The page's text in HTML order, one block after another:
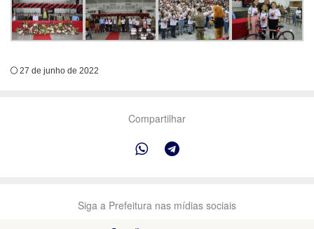
27 de junho de 2022
Compartilhar
Siga a Prefeitura nas mídias sociais